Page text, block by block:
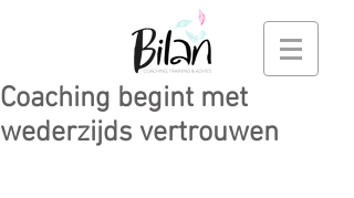
Coaching begint met
wederzijds vertrouwen